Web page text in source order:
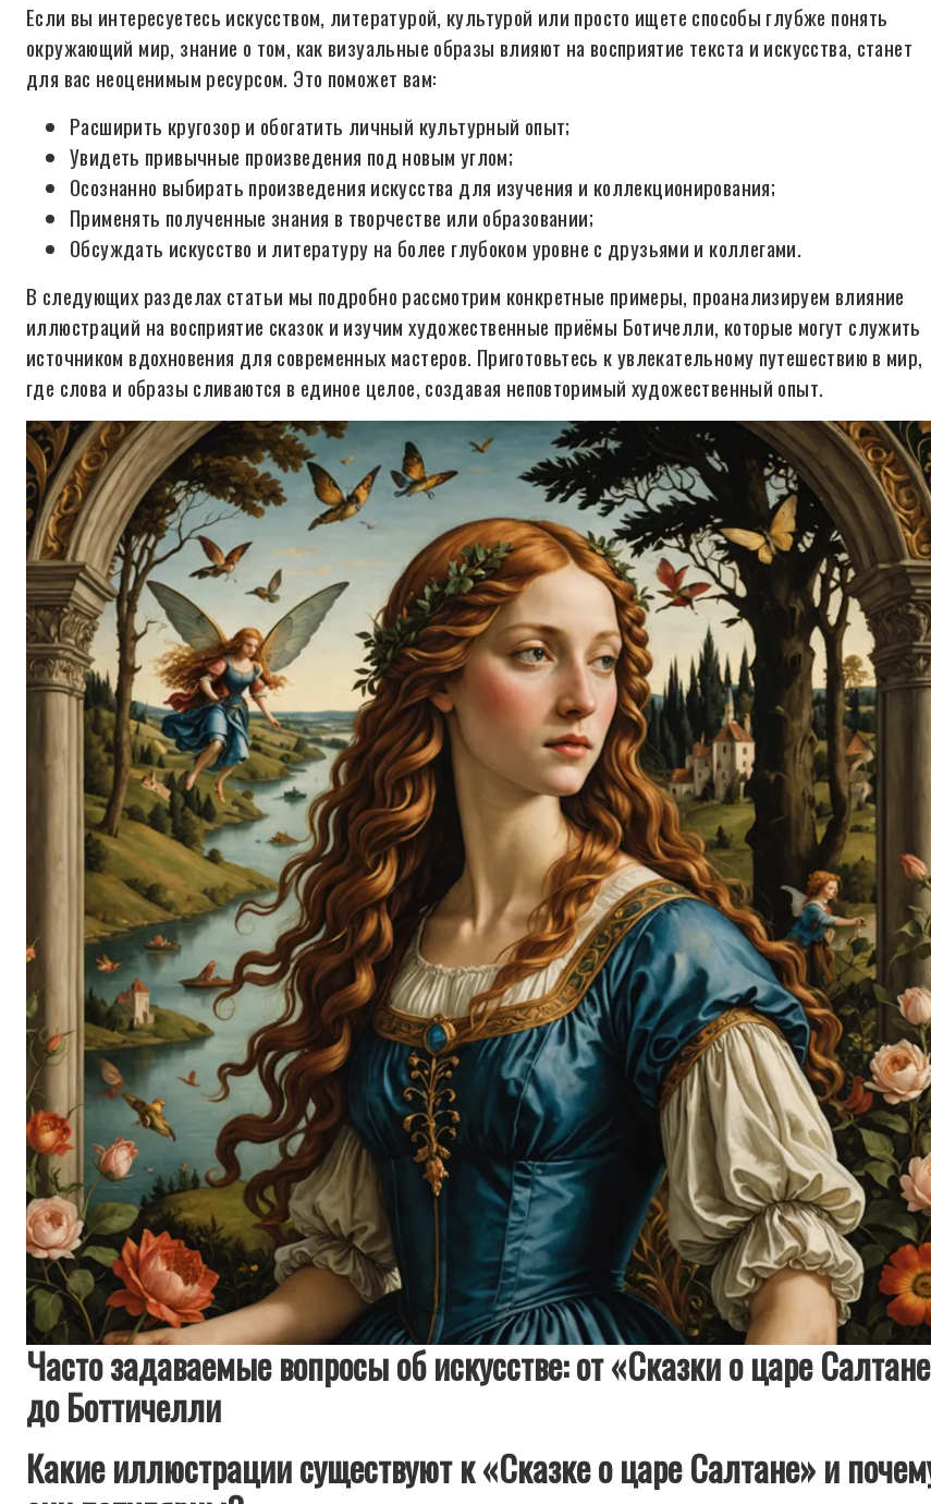
Если вы интересуетесь искусством, литературой, культурой или просто ищете способы глубже понять
окружающий мир, знание о том, как визуальные образы влияют на восприятие текста и искусства, станет
для вас неоценимым ресурсом. Это поможет вам:
Расширить кругозор и обогатить личный культурный опыт;
Увидеть привычные произведения под новым углом;
Осознанно выбирать произведения искусства для изучения и коллекционирования;
Применять полученные знания в творчестве или образовании;
Обсуждать искусство и литературу на более глубоком уровне с друзьями и коллегами.
В следующих разделах статьи мы подробно рассмотрим конкретные примеры, проанализируем влияние
иллюстраций на восприятие сказок и изучим художественные приёмы Ботичелли, которые могут служить
источником вдохновения для современных мастеров. Приготовьтесь к увлекательному путешествию в мир,
где слова и образы сливаются в единое целое, создавая неповторимый художественный опыт.
Часто задаваемые вопросы об искусстве: от «Сказки о царе
до Боттичелли
Какие иллюстрации существуют к «Сказке о царе Салтане» и